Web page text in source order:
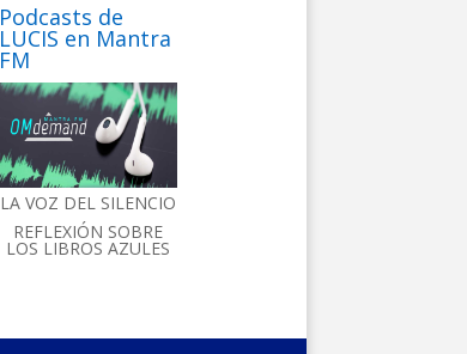
Podcasts de
LUCIS en Mantra
FM
LA VOZ DEL SILENCIO
REFLEXIÓN SOBRE
LOS LIBROS AZULES